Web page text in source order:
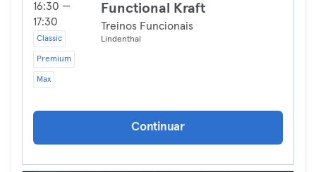
16:30 —
17:30
Classic
Premium
Max
Functional Kraft
Treinos Funcionais
Lindenthal
Continuar